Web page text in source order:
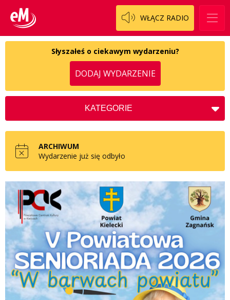
WŁĄCZ RADIO
Słyszałeś o ciekawym wydarzeniu?
DODAJ WYDARZENIE
KATEGORIE
Koncerty
Kultura
Charytatywne
Społeczne
Zdrowie
ARCHIWUM
Wydarzenie już się odbyło